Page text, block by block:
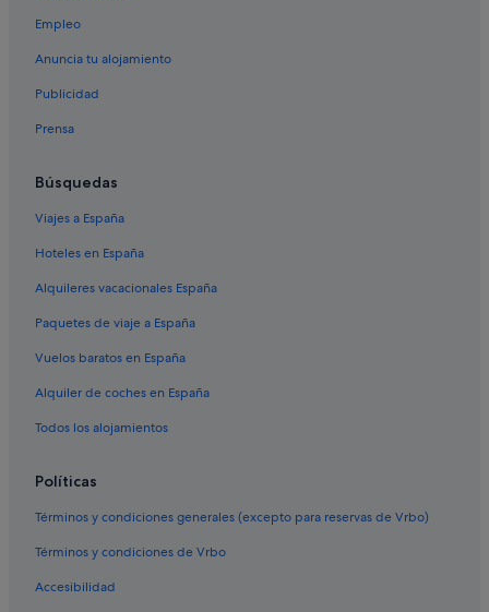
Empleo
Anuncia tu alojamiento
Publicidad
Prensa
Búsquedas
Viajes a España
Hoteles en España
Alquileres vacacionales España
Paquetes de viaje a España
Vuelos baratos en España
Alquiler de coches en España
Todos los alojamientos
Políticas
Términos y condiciones generales (excepto para reservas de Vrbo)
Términos y condiciones de Vrbo
Accesibilidad